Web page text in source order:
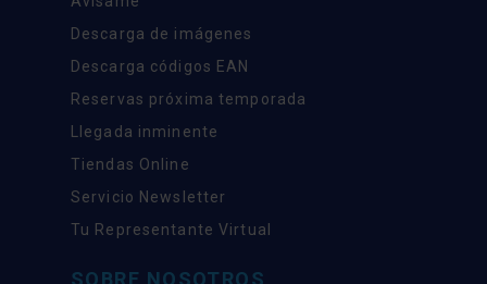
Descarga de imágenes
Descarga códigos EAN
Reservas próxima temporada
Llegada inminente
Tiendas Online
Servicio Newsletter
Tu Representante Virtual
SOBRE NOSOTROS